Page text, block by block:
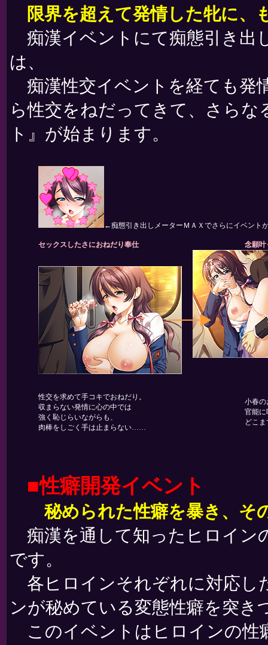
限界を超えて発情した牝に
痴漢イベントにて痴態引き出
は、
痴漢性交イベントを経ても発
ら性交をねだってきて、さら
ト』が始まります。
←痴態引き出しメーターＭＡＸでさらにイベント
セックスしたさにおねだり奉仕 念願叶
性交を求めて手コキでおねだり。
収まらない発情に心の中では
強く恥じらいながらも、
肉棒をしごく手は止まらない……
小春の
官能に
どこ
■性癖開発イベント
秘められた性癖を暴き、そ
痴漢を通して知ったヒロイン
です。
各ヒロインそれぞれに対応し
ンが秘めている変態性癖を突き
このイベントはヒロインの性